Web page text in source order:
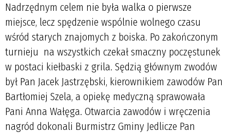
Nadrzędnym celem nie była walka o pierwsze
miejsce, lecz spędzenie wspólnie wolnego czasu
wśród starych znajomych z boiska. Po zakończonym
turnieju na wszystkich czekał smaczny poczęstunek
w postaci kiełbaski z grila. Sędzią głównym zwodów
był Pan Jacek Jastrzębski, kierownikiem zawodów Pan
Bartłomiej Szela, a opiekę medyczną sprawowała
Pani Anna Wałęga. Otwarcia zawodów i wręczenia
nagród dokonali Burmistrz Gminy Jedlicze Pan